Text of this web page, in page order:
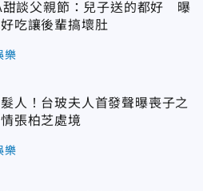
甜談父親節：兒子送的都好 曝
吃讓後輩搞壞肚
樂
人！台玻夫人首發聲曝喪子之
張柏芝處境
樂